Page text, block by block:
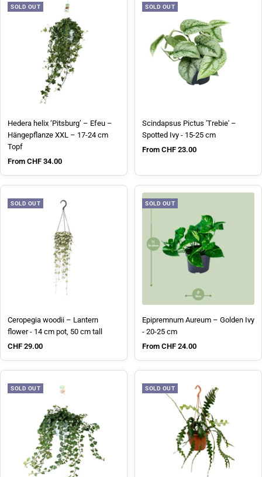
SOLD OUT
Hedera helix ‘Pitsburg’ – Efeu –
Hängepflanze XXL – 17-24 cm
Topf
Sale price
From CHF 34.00
SOLD OUT
Scindapsus Pictus 'Trebie' –
Spotted Ivy - 15-25 cm
Sale price
From CHF 23.00
SOLD OUT
Ceropegia woodii – Lantern
flower - 14 cm pot, 50 cm tall
Sale price
CHF 29.00
SOLD OUT
Epipremnum Aureum – Golden Ivy
- 20-25 cm
Sale price
From CHF 24.00
SOLD OUT SOLD OUT